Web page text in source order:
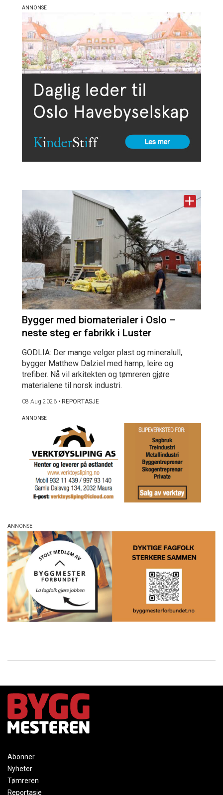
Bygger med biomaterialer i Oslo –
neste steg er fabrikk i Luster
GODLIA: Der mange velger plast og mineralull,
bygger Matthew Dalziel med hamp, leire og
trefiber. Nå vil arkitekten og tømreren gjøre
materialene til norsk industri.
08 Aug 2026 • REPORTASJE
Abonner
Nyheter
Tømreren
Reportasje